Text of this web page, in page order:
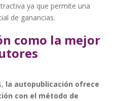
ya que permite una
de ganancias.
como la mejor
la autopublicación ofrece
con el método de